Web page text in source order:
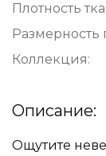
Плотность
Размерность
Коллекция:
Описание:
Ощутите